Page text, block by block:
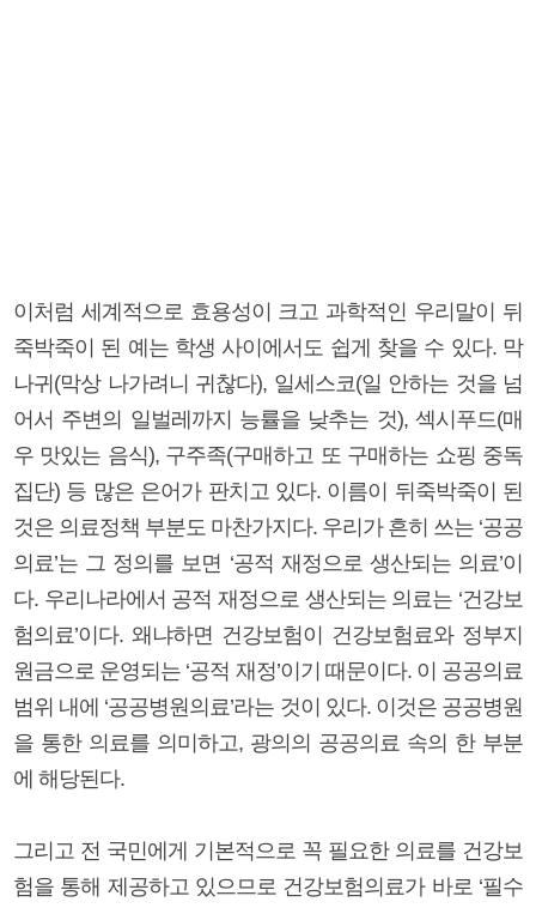
이처럼 세계적으로 효용성이 크고 과학적인 우리말이 뒤
죽박죽이 된 예는 학생 사이에서도 쉽게 찾을 수 있다. 막
나귀(막상 나가려니 귀찮다), 일세스코(일 안하는 것을 넘
어서 주변의 일벌레까지 능률을 낮추는 것), 섹시푸드(매
우 맛있는 음식), 구주족(구매하고 또 구매하는 쇼핑 중독
집단) 등 많은 은어가 판치고 있다. 이름이 뒤죽박죽이 된
것은 의료정책 부분도 마찬가지다. 우리가 흔히 쓰는 ‘공공
의료’는 그 정의를 보면 ‘공적 재정으로 생산되는 의료’이
다. 우리나라에서 공적 재정으로 생산되는 의료는 ‘건강보
험의료’이다. 왜냐하면 건강보험이 건강보험료와 정부지
원금으로 운영되는 ‘공적 재정’이기 때문이다. 이 공공의료
범위 내에 ‘공공병원의료’라는 것이 있다. 이것은 공공병원
을 통한 의료를 의미하고, 광의의 공공의료 속의 한 부분
에 해당된다.
그리고 전 국민에게 기본적으로 꼭 필요한 의료를 건강보
험을 통해 제공하고 있으므로 건강보험의료가 바로 ‘필수